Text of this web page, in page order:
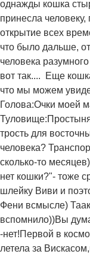
однажды кошка
принесла
открытие всех
что было дальше,
человека
вот так....
Еще
что мы можем
Голова:Очки моей
трость для
человека?
сколько-то
нет кошки?"- тоже
шлейку Виви и
Фени всмысле)
вспомнило))Вы
-нет!Первой в
летела за